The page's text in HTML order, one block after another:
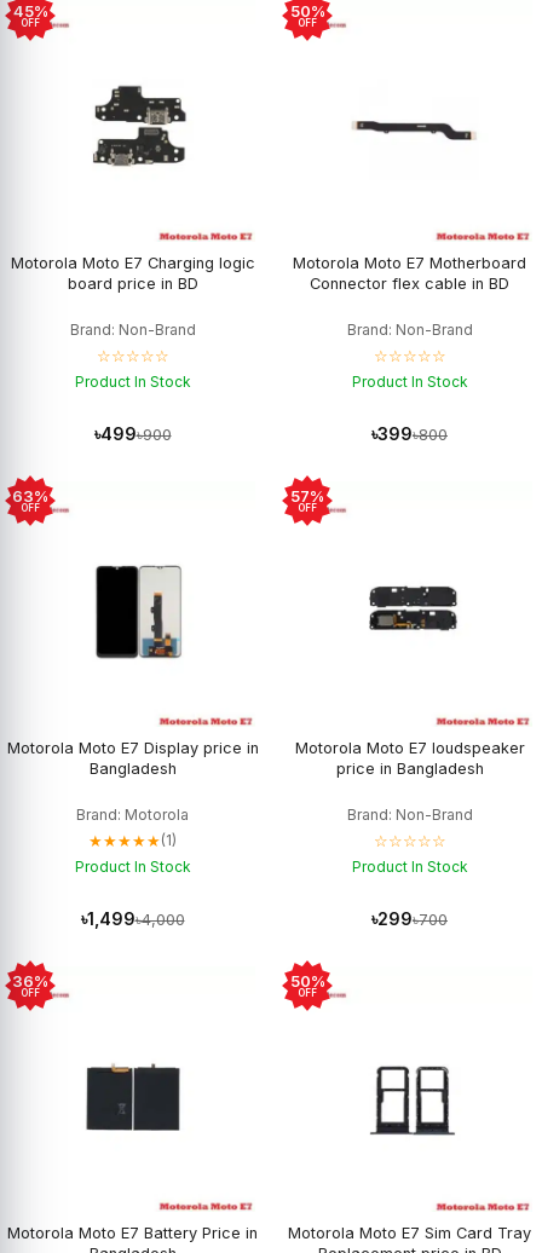
45%
OFF
Motorola Moto E7 Charging logic
board price in BD
Brand: Non-Brand
☆☆☆☆☆
Product In Stock
৳499৳900
50%
OFF
Motorola Moto E7 Motherboard
Connector flex cable in BD
Brand: Non-Brand
☆☆☆☆☆
Product In Stock
৳399৳800
63%
OFF
Motorola Moto E7 Display price in
Bangladesh
Brand: Motorola
★★★★★(1)
Product In Stock
৳1,499৳4,000
57%
OFF
Motorola Moto E7 loudspeaker
price in Bangladesh
Brand: Non-Brand
☆☆☆☆☆
Product In Stock
৳299৳700
36%
OFF
Motorola Moto E7 Battery Price in
50%
OFF
Motorola Moto E7 Sim Card Tray